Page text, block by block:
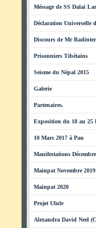
Méssage de SS Dalaï
Déclaration Universelle
Discours de Mr
Prisonniers Tibétains
Seisme du Népal 2015
Galerie
Partenaires.
Exposition du 18 au 25
10 Mars 2017 à Pau
Manifestations
Mainpat Novembre 2019
Mainpat 2020
Projet Ulule
Alexandra David Neel